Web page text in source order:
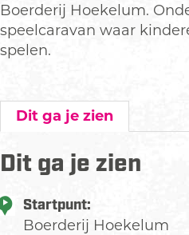
Boerderij Hoekelum.
speelcaravan waar
spelen.
Dit ga je zien
Dit ga je zien
Startpunt:
Boerderij Hoekelum